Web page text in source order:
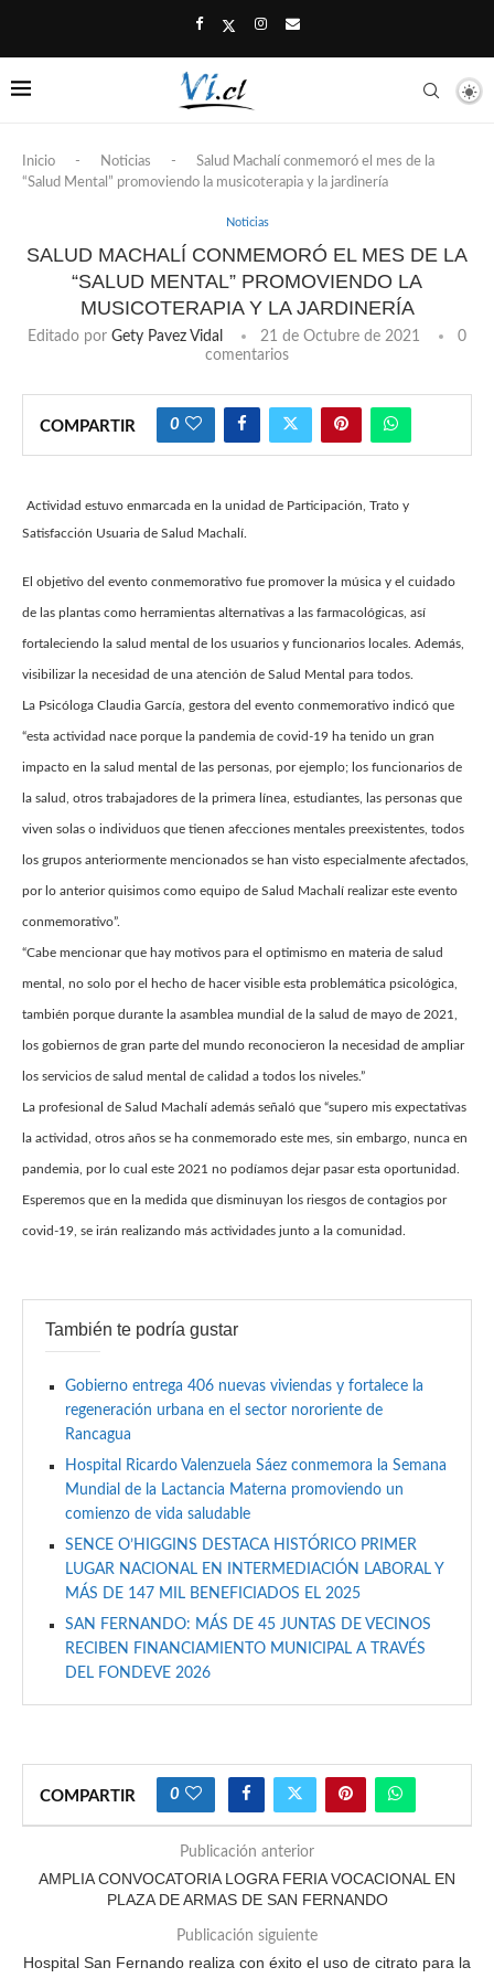
Inicio - Noticias -
Salud Machalí conmemoró el mes de la
“Salud Mental” promoviendo la musicoterapia y la jardinería
Noticias
SALUD MACHALÍ CONMEMORÓ EL MES DE LA
“SALUD MENTAL” PROMOVIENDO LA
MUSICOTERAPIA Y LA JARDINERÍA
Editado por Gety Pavez Vidal 21 de Octubre de 2021
0
comentarios
COMPARTIR 0
Actividad estuvo enmarcada en la unidad de Participación, Trato y
Satisfacción Usuaria de Salud Machalí.
El objetivo del evento conmemorativo fue promover la música y el cuidado
de las plantas como herramientas alternativas a las farmacológicas, así
fortaleciendo la salud mental de los usuarios y funcionarios locales. Además,
visibilizar la necesidad de una atención de Salud Mental para todos.
La Psicóloga Claudia García, gestora del evento conmemorativo indicó que
“esta actividad nace porque la pandemia de covid-19 ha tenido un gran
impacto en la salud mental de las personas, por ejemplo; los funcionarios de
la salud, otros trabajadores de la primera línea, estudiantes, las personas que
viven solas o individuos que tienen afecciones mentales preexistentes, todos
los grupos anteriormente mencionados se han visto especialmente afectados,
por lo anterior quisimos como equipo de Salud Machalí realizar este evento
conmemorativo”.
“Cabe mencionar que hay motivos para el optimismo en materia de salud
mental, no solo por el hecho de hacer visible esta problemática psicológica,
también porque durante la asamblea mundial de la salud de mayo de 2021,
los gobiernos de gran parte del mundo reconocieron la necesidad de ampliar
los servicios de salud mental de calidad a todos los niveles.”
La profesional de Salud Machalí además señaló que “supero mis expectativas
la actividad, otros años se ha conmemorado este mes, sin embargo, nunca en
pandemia, por lo cual este 2021 no podíamos dejar pasar esta oportunidad.
Esperemos que en la medida que disminuyan los riesgos de contagios por
covid-19, se irán realizando más actividades junto a la comunidad.
También te podría gustar
Gobierno entrega 406 nuevas viviendas y fortalece la
regeneración urbana en el sector nororiente de
Rancagua
Hospital Ricardo Valenzuela Sáez conmemora la Semana
Mundial de la Lactancia Materna promoviendo un
comienzo de vida saludable
SENCE O’HIGGINS DESTACA HISTÓRICO PRIMER
LUGAR NACIONAL EN INTERMEDIACIÓN LABORAL Y
MÁS DE 147 MIL BENEFICIADOS EL 2025
SAN FERNANDO: MÁS DE 45 JUNTAS DE VECINOS
RECIBEN FINANCIAMIENTO MUNICIPAL A TRAVÉS
DEL FONDEVE 2026
COMPARTIR 0
Publicación anterior
AMPLIA CONVOCATORIA LOGRA FERIA VOCACIONAL EN
PLAZA DE ARMAS DE SAN FERNANDO
Publicación siguiente
Hospital San Fernando realiza con éxito el uso de citrato para la